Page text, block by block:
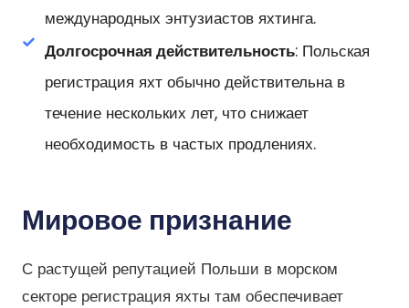
международных энтузиастов яхтинга.
Долгосрочная действительность: Польская
регистрация яхт обычно действительна в
течение нескольких лет, что снижает
необходимость в частых продлениях.
Мировое признание
С растущей репутацией Польши в морском
секторе регистрация яхты там обеспечивает